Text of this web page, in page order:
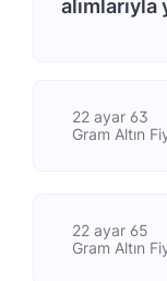
22 ayar 63
Gram Altın
22 ayar 65
Gram Altın